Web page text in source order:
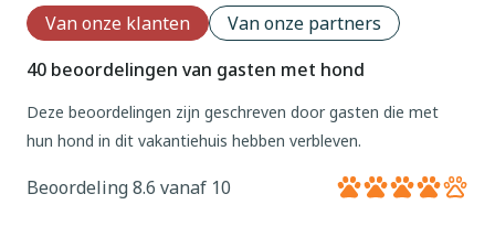
Van onze klanten
Van onze partners
40 beoordelingen van gasten met hond
Deze beoordelingen zijn geschreven door gasten die met
hun hond in dit vakantiehuis hebben verbleven.
Beoordeling 8.6 vanaf 10